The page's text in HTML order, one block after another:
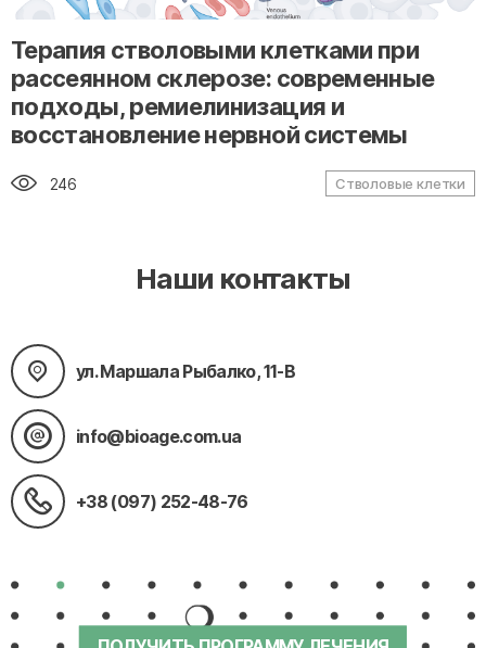
" alt="loading" class="img-responsive"/>
Терапия стволовыми клетками при
рассеянном склерозе: современные
подходы, ремиелинизация и
восстановление нервной системы
246 Стволовые клетки
Наши контакты
ул. Маршала Рыбалко, 11-В
info@bioage.com.ua
+38 (097) 252-48-76